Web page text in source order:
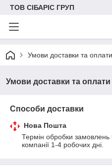
ТОВ СІБАРІС ГРУП
Умови доставки та оплати
Умови доставки та оплати
Способи доставки
Нова Пошта
Термін обробки замовлень
компанії 1-4 робочих дні.